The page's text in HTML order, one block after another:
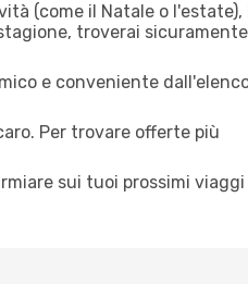
(come il Natale o l'estate),
troverai sicuramente
e conveniente
Per trovare offerte più
sui tuoi prossimi viaggi